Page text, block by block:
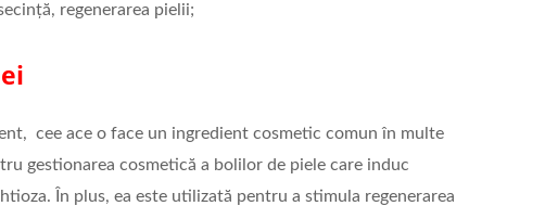
regenerarea pielii;
cee ace o face un ingredient cosmetic comun în multe
gestionarea cosmetică a bolilor de piele care induc
În plus, ea este utilizată pentru a stimula regenerarea